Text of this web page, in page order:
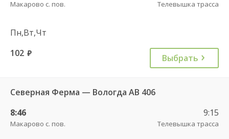
Макарово с. пов. Телевышка трасса
Пн,Вт,Чт
102 руб. Выбрать
Северная Ферма — Вологда АВ 406
8:46
Макарово с. пов.
9:15
Телевышка трасса